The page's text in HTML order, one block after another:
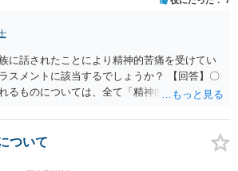
に話されたことにより精神的苦痛を受けてい
スメントに該当するでしょうか？ 【回答】〇
るものについては、全て「精神的・身体的苦
神的・身体的苦痛を与え」られることは不可
法と評価されるためには、社会通念（常識）
精神的・身体的苦痛を与えられたといえるこ
ついて